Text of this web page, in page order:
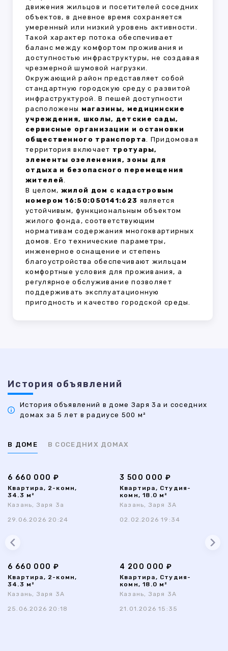
движения жильцов и посетителей соседних
объектов, в дневное время сохраняется
умеренный или низкий уровень активности.
Такой характер потока обеспечивает
баланс между комфортом проживания и
доступностью инфраструктуры, не создавая
чрезмерной шумовой нагрузки.
Окружающий район представляет собой
стандартную городскую среду с развитой
инфраструктурой. В пешей доступности
расположены магазины, медицинские
учреждения, школы, детские сады,
сервисные организации и остановки
общественного транспорта. Придомовая
территория включает тротуары,
элементы озеленения, зоны для
отдыха и безопасного перемещения
жителей.
В целом, жилой дом с кадастровым
номером 16:50:050141:623 является
устойчивым, функциональным объектом
жилого фонда, соответствующим
нормативам содержания многоквартирных
домов. Его технические параметры,
инженерное оснащение и степень
благоустройства обеспечивают жильцам
комфортные условия для проживания, а
регулярное обслуживание позволяет
поддерживать эксплуатационную
пригодность и качество городской среды.
История объявлений
История объявлений в доме Заря 3а и соседних
домах за 5 лет в радиусе 500 м²
В ДОМЕ В СОСЕДНИХ ДОМАХ
6 660 000 ₽
Квартира, 2-комн,
34.3 м²
Казань, Заря 3а
29.06.2026 20:24
3 500 000 ₽
Квартира, Студия-
комн, 18.0 м²
Казань, Заря 3А
02.02.2026 19:34
6 660 000 ₽
Квартира, 2-комн,
34.3 м²
Казань, Заря 3А
25.06.2026 20:18
4 200 000 ₽
Квартира, Студия-
комн, 18.0 м²
Казань, Заря 3А
21.01.2026 15:35